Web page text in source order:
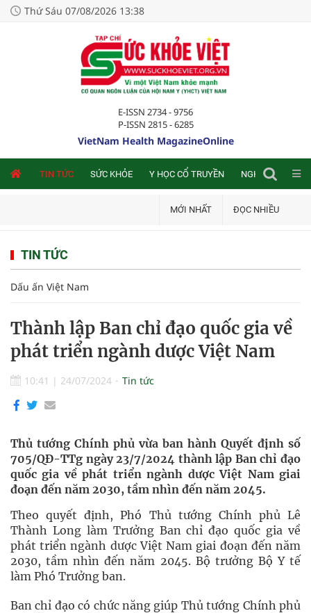
Thứ Sáu 07/08/2026 13:38
E-ISSN 2734 - 9756
P-ISSN 2815 - 6285
VietNam Health MagazineOnline
TIN TỨC SỨC KHỎE Y HỌC CỔ TRUYỀN NGHIÊN CỨU
MỚI NHẤT ĐỌC NHIỀU
TIN TỨC
Dấu ấn Việt Nam
Thành lập Ban chỉ đạo quốc gia về
phát triển ngành dược Việt Nam
10:41 | 24/07/2024 Tin tức
Thủ tướng Chính phủ vừa ban hành Quyết định số
705/QĐ-TTg ngày 23/7/2024 thành lập Ban chỉ đạo
quốc gia về phát triển ngành dược Việt Nam giai
đoạn đến năm 2030, tầm nhìn đến năm 2045.
Theo quyết định, Phó Thủ tướng Chính phủ Lê
Thành Long làm Trưởng Ban chỉ đạo quốc gia về
phát triển ngành dược Việt Nam giai đoạn đến năm
2030, tầm nhìn đến năm 2045. Bộ trưởng Bộ Y tế
làm Phó Trưởng ban.
Ban chỉ đạo có chức năng giúp Thủ tướng Chính phủ